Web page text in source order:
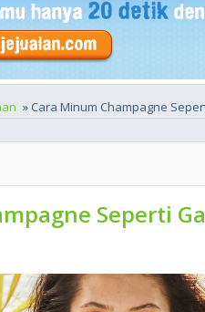
» Cara Minum Champagne
Seperti